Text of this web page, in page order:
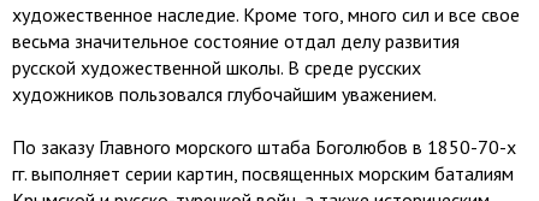
художественное наследие. Кроме того, много сил и все свое
весьма значительное состояние отдал делу развития
русской художественной школы. В среде русских
художников пользовался глубочайшим уважением.
По заказу Главного морского штаба Боголюбов в 1850-70-х
гг. выполняет серии картин, посвященных морским баталиям